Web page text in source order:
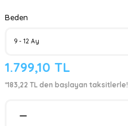
Beden
1.799,10 TL
*183,22 TL den başlayan taksitlerle!